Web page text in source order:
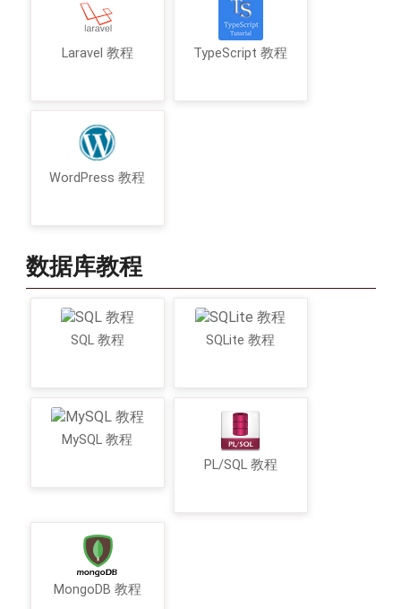
Laravel 教程 TypeScript 教程
WordPress 教程
数据库教程
SQL 教程 SQLite 教程
MySQL 教程
PL/SQL 教程
MongoDB 教程